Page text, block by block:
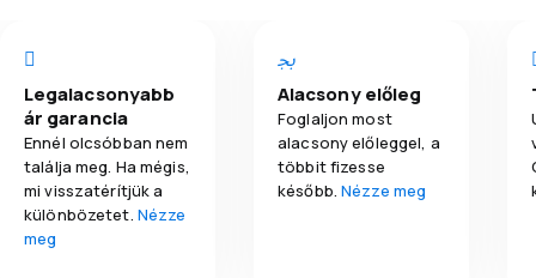
Legalacsonyabb
ár garancia
Ennél olcsóbban nem
találja meg. Ha mégis,
mi visszatérítjük a
különbözetet. Nézze
meg
Alacsony előleg
Foglaljon most
alacsony előleggel, a
többit fizesse
később.Nézze meg